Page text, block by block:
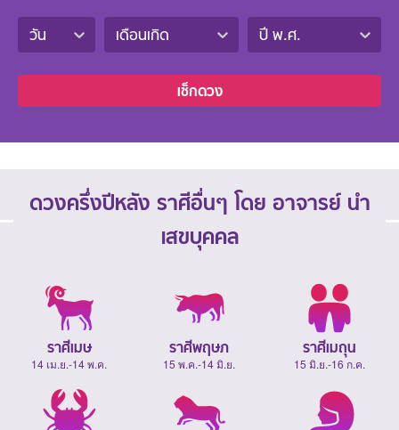
วัน เดือนเกิด ปี พ.ศ.
เช็กดวง
ดวงครึ่งปีหลัง ราศีอื่นๆ โดย อาจารย์ นำ
เสขบุคคล
ราศีเมษ
14 เม.ย.-14 พ.ค.
ราศีพฤษภ
15 พ.ค.-14 มิ.ย.
ราศีเมถุน
15 มิ.ย.-16 ก.ค.